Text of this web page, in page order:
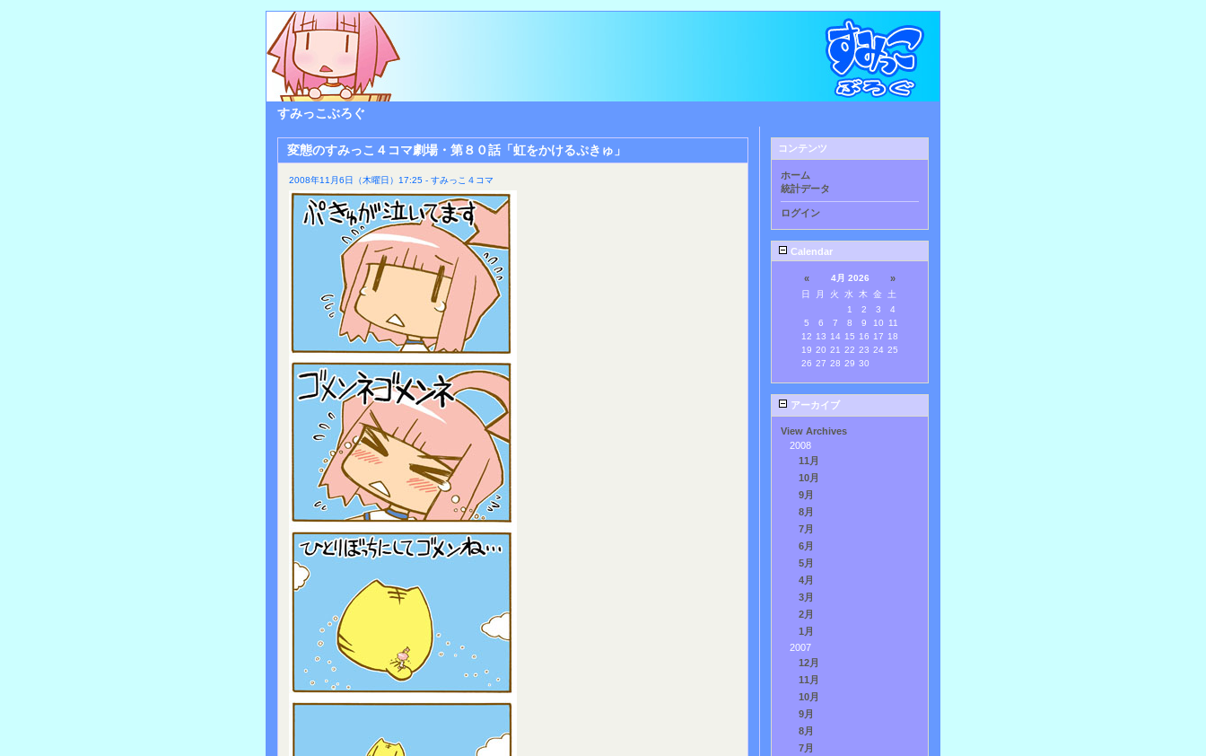
すみっこぶろぐ
変態のすみっこ４コマ劇場・第８０話「虹をかけるぷきゅ」
2008年11月6日（木曜日）17:25 - すみっこ４コマ
コンテンツ
ホーム
統計データ
ログイン
Calendar
« 4月 2026 »
日 月 火 水 木 金
土
1
2 3
4
5
6 7 8 9 10
11
12 13 14 15 16 17 18
19 20 21 22 23 24 25
26 27 28 29 30
アーカイブ
View Archives
2008
11月
10月
9月
8月
7月
6月
5月
4月
3月
2月
1月
2007
12月
11月
10月
9月
8月
7月